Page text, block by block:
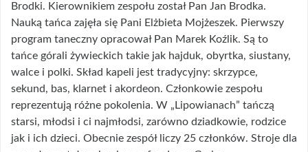
Brodki. Kierownikiem zespołu został Pan Jan Brodka.
Nauką tańca zajęła się Pani Elżbieta Mojżeszek. Pierwszy
program taneczny opracował Pan Marek Koźlik. Są to
tańce górali żywieckich takie jak hajduk, obyrtka, siustany,
walce i polki. Skład kapeli jest tradycyjny: skrzypce,
sekund, bas, klarnet i akordeon. Członkowie zespołu
reprezentują różne pokolenia. W „Lipowianach” tańczą
starsi, młodsi i ci najmłodsi, zarówno dziadkowie, rodzice
jak i ich dzieci. Obecnie zespół liczy 25 członków. Stroje dla